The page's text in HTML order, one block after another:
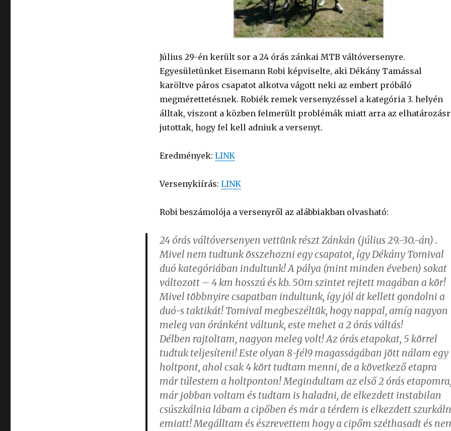
Július 29-én került sor a 24 órás zánkai MTB váltóversenyre.
Egyesületünket Eisemann Robi képviselte, aki Dékány Tamással
karöltve páros csapatot alkotva vágott neki az embert próbáló
megmérettetésnek. Robiék remek versenyzéssel a kategória 3. helyén
álltak, viszont a közben felmerült problémák miatt arra az
jutottak, hogy fel kell adniuk a versenyt.
Eredmények: LINK
Versenykiírás: LINK
Robi beszámolója a versenyről az alábbiakban olvasható:
24 órás váltóversenyen vettünk részt Zánkán (július 29.-30.-án) .
Mivel nem tudtunk összehozni egy csapatot, így Dékány Tomival
duó kategóriában indultunk! A pálya (mint minden éveben) sokat
változott – 4 km hosszú és kb. 50m szintet rejtett magában a kör!
Mivel többnyire csapatban indultunk, így jól át kellett gondolni a
duó-s taktikát! Tomival megbeszéltük, hogy nappal, amíg nagyon
meleg van óránként váltunk, este mehet a 2 órás váltás!
Délben rajtoltam, nagyon meleg volt! Az órás etapokat, 5 körrel
tudtuk teljesíteni! Este olyan 8-fél9 magasságában jött nálam egy
holtpont, ahol csak 4 kört tudtam menni, de a következő etapra
már túlestem a holtponton! Megindultam az első 2 órás
már jobban voltam és tudtam is haladni, de elkezdett instabilan
csúszkálnia lábam a cipőben és már a térdem is elkezdett
emiatt! Megálltam és észrevettem hogy a cipőm széthasadt és